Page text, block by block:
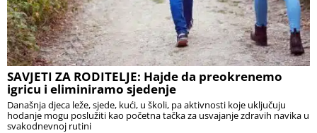
SAVJETI ZA RODITELJE: Hajde da preokrenemo
igricu i eliminiramo sjedenje
Današnja djeca leže, sjede, kući, u školi, pa aktivnosti koje uključuju
hodanje mogu poslužiti kao početna tačka za usvajanje zdravih navika u
svakodnevnoj rutini